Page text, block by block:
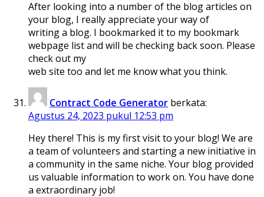
After looking into a number of the blog articles on
your blog, I really appreciate your way of
writing a blog. I bookmarked it to my bookmark
webpage list and will be checking back soon. Please
check out my
web site too and let me know what you think.
Contract Code Generator berkata:
Agustus 24, 2023 pukul 12:53 pm
Hey there! This is my first visit to your blog! We are
a team of volunteers and starting a new initiative in
a community in the same niche. Your blog provided
us valuable information to work on. You have done
a extraordinary job!